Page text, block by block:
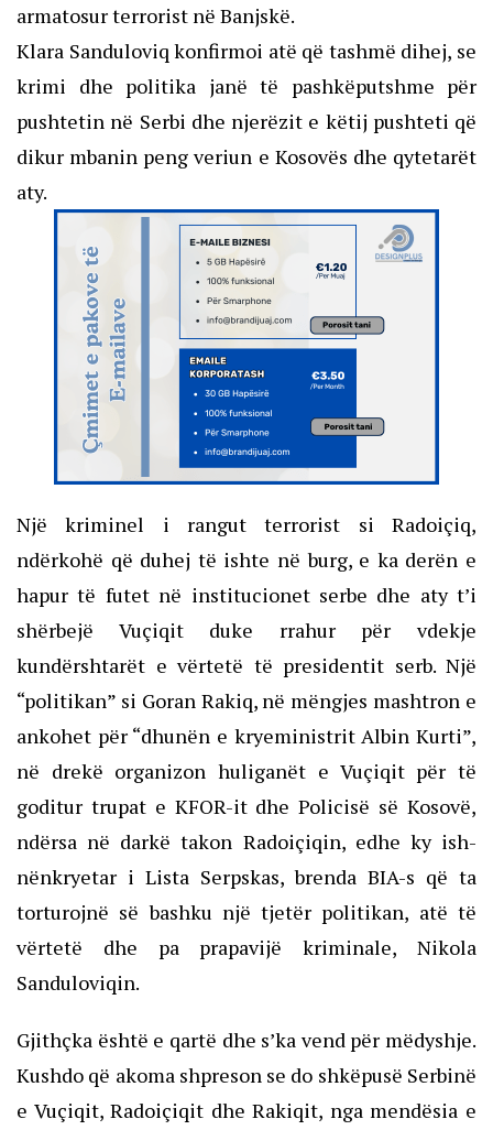
armatosur terrorist në Banjskë.
Klara Sanduloviq konfirmoi atë që tashmë dihej, se
krimi dhe politika janë të pashkëputshme për
pushtetin në Serbi dhe njerëzit e këtij pushteti që
dikur mbanin peng veriun e Kosovës dhe qytetarët
aty.
Një kriminel i rangut terrorist si Radoiçiq,
ndërkohë që duhej të ishte në burg, e ka derën e
hapur të futet në institucionet serbe dhe aty t’i
shërbejë Vuçiqit duke rrahur për vdekje
kundërshtarët e vërtetë të presidentit serb. Një
“politikan” si Goran Rakiq, në mëngjes mashtron e
ankohet për “dhunën e kryeministrit Albin Kurti”,
në drekë organizon huliganët e Vuçiqit për të
goditur trupat e KFOR-it dhe Policisë së Kosovë,
ndërsa në darkë takon Radoiçiqin, edhe ky ish-
nënkryetar i Lista Serpskas, brenda BIA-s që ta
torturojnë së bashku një tjetër politikan, atë të
vërtetë dhe pa prapavijë kriminale, Nikola
Sanduloviqin.
Gjithçka është e qartë dhe s’ka vend për mëdyshje.
Kushdo që akoma shpreson se do shkëpusë Serbinë
e Vuçiqit, Radoiçiqit dhe Rakiqit, nga mendësia e